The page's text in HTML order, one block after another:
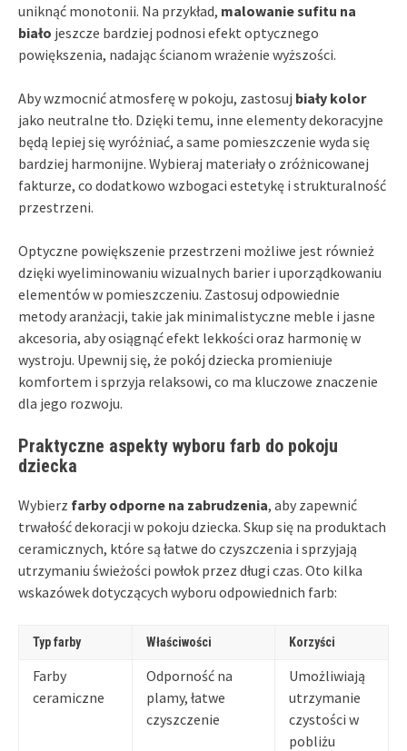
uniknąć monotonii. Na przykład, malowanie sufitu na
biało jeszcze bardziej podnosi efekt optycznego
powiększenia, nadając ścianom wrażenie wyższości.
Aby wzmocnić atmosferę w pokoju, zastosuj biały kolor
jako neutralne tło. Dzięki temu, inne elementy dekoracyjne
będą lepiej się wyróżniać, a same pomieszczenie wyda się
bardziej harmonijne. Wybieraj materiały o zróżnicowanej
fakturze, co dodatkowo wzbogaci estetykę i strukturalność
przestrzeni.
Optyczne powiększenie przestrzeni możliwe jest również
dzięki wyeliminowaniu wizualnych barier i uporządkowaniu
elementów w pomieszczeniu. Zastosuj odpowiednie
metody aranżacji, takie jak minimalistyczne meble i jasne
akcesoria, aby osiągnąć efekt lekkości oraz harmonię w
wystroju. Upewnij się, że pokój dziecka promieniuje
komfortem i sprzyja relaksowi, co ma kluczowe znaczenie
dla jego rozwoju.
Praktyczne aspekty wyboru farb do pokoju
dziecka
Wybierz farby odporne na zabrudzenia, aby zapewnić
trwałość dekoracji w pokoju dziecka. Skup się na produktach
ceramicznych, które są łatwe do czyszczenia i sprzyjają
utrzymaniu świeżości powłok przez długi czas. Oto kilka
wskazówek dotyczących wyboru odpowiednich farb:
Typ farby Właściwości Korzyści
Farby
ceramiczne
Odporność na
plamy, łatwe
czyszczenie
Umożliwiają
utrzymanie
czystości w
pobliżu